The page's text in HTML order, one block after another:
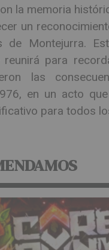
la memoria
un
de Montejurra.
reunirá para
las
en un acto
para todos